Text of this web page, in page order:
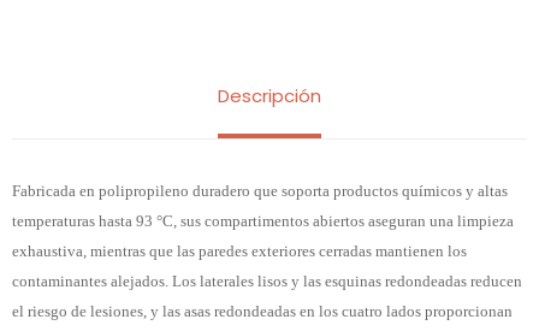
Descripción
Fabricada en polipropileno duradero que soporta productos químicos y altas
temperaturas hasta 93 °C, sus compartimentos abiertos aseguran una limpieza
exhaustiva, mientras que las paredes exteriores cerradas mantienen los
contaminantes alejados. Los laterales lisos y las esquinas redondeadas reducen
el riesgo de lesiones, y las asas redondeadas en los cuatro lados proporcionan